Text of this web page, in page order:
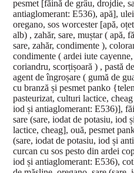
pesmet [făină de grâu, drojdie,
antiaglomerant: E536), apă],
oregano, sos worcester [apă,
alb) , zahăr, sare, muștar ( apă,
sare, zahăr, condimente ),
condimente ( ardei iute
coriandru, scorțișoară ) , pastă
agent de îngroșare ( gumă de
cu branză și pesmet panko
pasteurizat, culturi lactice,
iod și antiaglomerant: E536)],
sare (sare, iodat de potasiu, iod
lactice, cheag], ouă, pesmet
(sare, iodat de potasiu, iod și
curcan cu sos pesto din ardei
iod și antiaglomerant: E536),